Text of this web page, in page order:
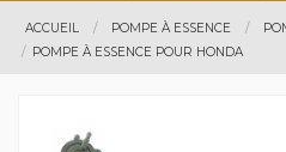
ACCUEIL POMPE À ESSENCE
POMPE À ESSENCE POUR HONDA